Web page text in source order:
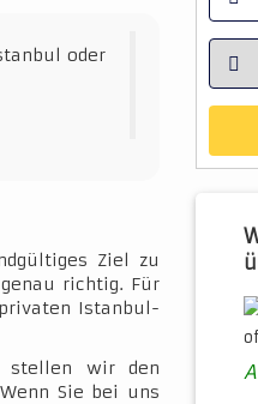
oder
Ziel zu
richtig. Für
Istanbul-
stellen wir den
Sie bei uns